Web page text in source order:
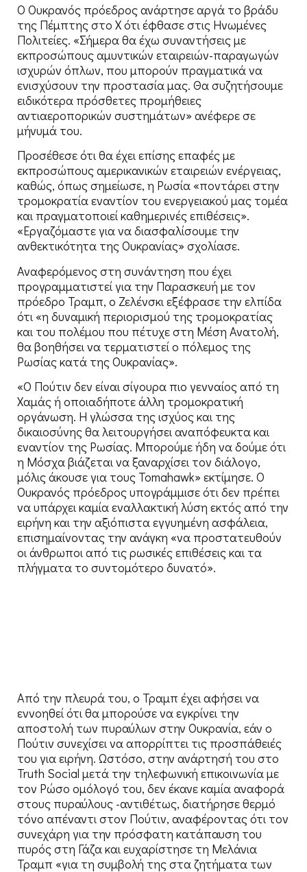
Ο Ουκρανός πρόεδρος ανάρτησε αργά το βράδυ
της Πέμπτης στο X ότι έφθασε στις Ηνωμένες
Πολιτείες. «Σήμερα θα έχω συναντήσεις με
εκπροσώπους αμυντικών εταιρειών-παραγωγών
ισχυρών όπλων, που μπορούν πραγματικά να
ενισχύσουν την προστασία μας. Θα συζητήσουμε
ειδικότερα πρόσθετες προμήθειες
αντιαεροπορικών συστημάτων» ανέφερε σε
μήνυμά του.
Προσέθεσε ότι θα έχει επίσης επαφές με
εκπροσώπους αμερικανικών εταιρειών ενέργειας,
καθώς, όπως σημείωσε, η Ρωσία «ποντάρει στην
τρομοκρατία εναντίον του ενεργειακού μας τομέα
και πραγματοποιεί καθημερινές επιθέσεις».
«Εργαζόμαστε για να διασφαλίσουμε την
ανθεκτικότητα της Ουκρανίας» σχολίασε.
Αναφερόμενος στη συνάντηση που έχει
προγραμματιστεί για την Παρασκευή με τον
πρόεδρο Τραμπ, ο Ζελένσκι εξέφρασε την ελπίδα
ότι «η δυναμική περιορισμού της τρομοκρατίας
και του πολέμου που πέτυχε στη Μέση Ανατολή,
θα βοηθήσει να τερματιστεί ο πόλεμος της
Ρωσίας κατά της Ουκρανίας».
«Ο Πούτιν δεν είναι σίγουρα πιο γενναίος από τη
Χαμάς ή οποιαδήποτε άλλη τρομοκρατική
οργάνωση. Η γλώσσα της ισχύος και της
δικαιοσύνης θα λειτουργήσει αναπόφευκτα και
εναντίον της Ρωσίας. Μπορούμε ήδη να δούμε ότι
η Μόσχα βιάζεται να ξαναρχίσει τον διάλογο,
μόλις άκουσε για τους Tomahawk» εκτίμησε. Ο
Ουκρανός πρόεδρος υπογράμμισε ότι δεν πρέπει
να υπάρχει καμία εναλλακτική λύση εκτός από την
ειρήνη και την αξιόπιστα εγγυημένη ασφάλεια,
επισημαίνοντας την ανάγκη «να προστατευθούν
οι άνθρωποι από τις ρωσικές επιθέσεις και τα
πλήγματα το συντομότερο δυνατό».
Από την πλευρά του, ο Τραμπ έχει αφήσει να
εννοηθεί ότι θα μπορούσε να εγκρίνει την
αποστολή των πυραύλων στην Ουκρανία, εάν ο
Πούτιν συνεχίσει να απορρίπτει τις προσπάθειές
του για ειρήνη. Ωστόσο, στην ανάρτησή του στο
Truth Social μετά την τηλεφωνική επικοινωνία με
τον Ρώσο ομόλογό του, δεν έκανε καμία αναφορά
στους πυραύλους -αντιθέτως, διατήρησε θερμό
τόνο απέναντι στον Πούτιν, αναφέροντας ότι τον
συνεχάρη για την πρόσφατη κατάπαυση του
πυρός στη Γάζα και ευχαρίστησε τη Μελάνια
Τραμπ «για τη συμβολή της στα ζητήματα των